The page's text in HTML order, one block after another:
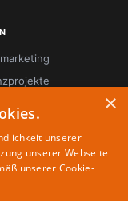
×
unserer
unserer Webseite
unserer Cookie-